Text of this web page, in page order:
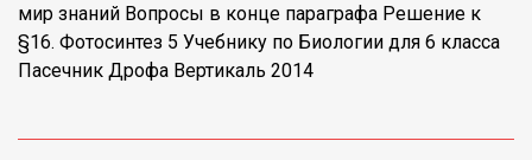
мир знаний Вопросы в конце параграфа Решение к
§16. Фотосинтез 5 Учебнику по Биологии для 6 класса
Пасечник Дрофа Вертикаль 2014